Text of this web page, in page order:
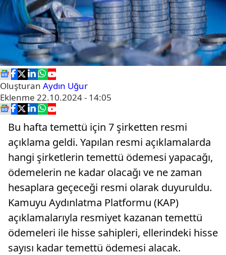
Oluşturan Aydın Uğur
Eklenme 22.10.2024 - 14:05
Bu hafta temettü için 7 şirketten resmi
açıklama geldi. Yapılan resmi açıklamalarda
hangi şirketlerin temettü ödemesi yapacağı,
ödemelerin ne kadar olacağı ve ne zaman
hesaplara geçeceği resmi olarak duyuruldu.
Kamuyu Aydınlatma Platformu (KAP)
açıklamalarıyla resmiyet kazanan temettü
ödemeleri ile hisse sahipleri, ellerindeki hisse
sayısı kadar temettü ödemesi alacak.